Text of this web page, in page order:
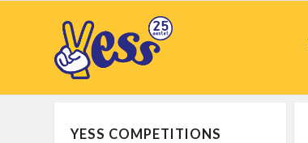
YESS COMPETITIONS